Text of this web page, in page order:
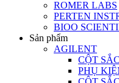
ROMER LABS
PERTEN
BIOO
Sản phẩm
AGILENT
CỘT
PHỤ